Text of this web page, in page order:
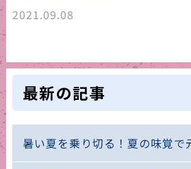
2021.09.08
最新の記事
暑い夏を乗り切る！夏の味覚で